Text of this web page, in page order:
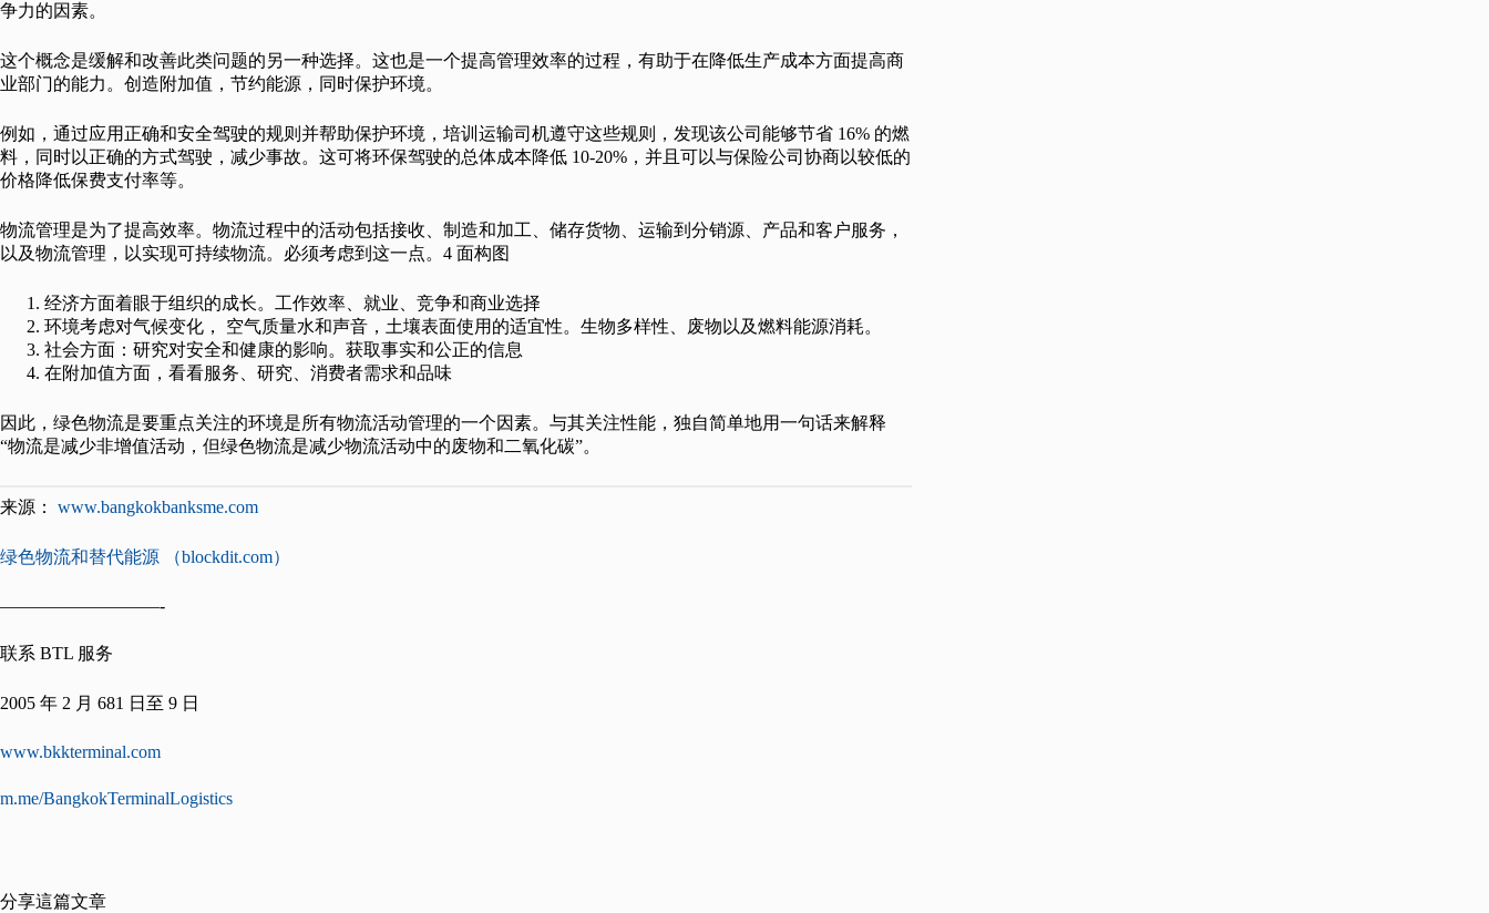
争力的因素。
这个概念是缓解和改善此类问题的另一种选择。这也是一个提高管理效率的过程，有助于在降低生产成本方面提高商
业部门的能力。创造附加值，节约能源，同时保护环境。
例如，通过应用正确和安全驾驶的规则并帮助保护环境，培训运输司机遵守这些规则，发现该公司能够节省 16% 的燃
料，同时以正确的方式驾驶，减少事故。这可将环保驾驶的总体成本降低 10-20%，并且可以与保险公司协商以较低的
价格降低保费支付率等。
物流管理是为了提高效率。物流过程中的活动包括接收、制造和加工、储存货物、运输到分销源、产品和客户服务，
以及物流管理，以实现可持续物流。必须考虑到这一点。4 面构图
经济方面着眼于组织的成长。工作效率、就业、竞争和商业选择
环境考虑对气候变化， 空气质量水和声音，土壤表面使用的适宜性。生物多样性、废物以及燃料能源消耗。
社会方面：研究对安全和健康的影响。获取事实和公正的信息
在附加值方面，看看服务、研究、消费者需求和品味
因此，绿色物流是要重点关注的环境是所有物流活动管理的一个因素。与其关注性能，独自简单地用一句话来解释
“物流是减少非增值活动，但绿色物流是减少物流活动中的废物和二氧化碳”。
来源： www.bangkokbanksme.com
绿色物流和替代能源 （blockdit.com）
—————————-
联系 BTL 服务
2005 年 2 月 681 日至 9 日
www.bkkterminal.com
m.me/BangkokTerminalLogistics
分享這篇文章